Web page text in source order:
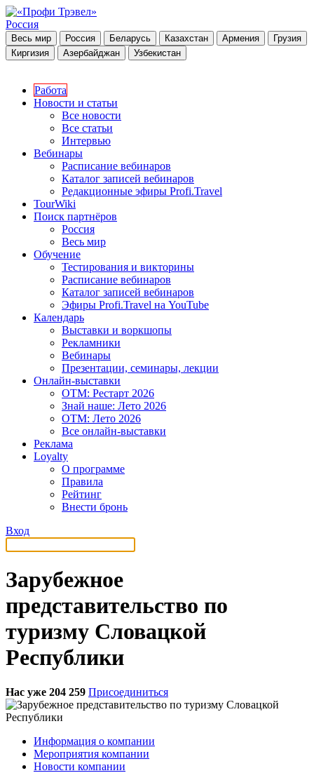
Россия
Весь мир Россия Беларусь Казахстан Армения
Грузия
Киргизия
Азербайджан Узбекистан
Работа
Новости и статьи
Все новости
Все статьи
Интервью
Вебинары
Расписание вебинаров
Каталог записей вебинаров
Редакционные эфиры Profi.Travel
TourWiki
Поиск партнёров
Россия
Весь мир
Обучение
Тестирования и викторины
Расписание вебинаров
Каталог записей вебинаров
Эфиры Profi.Travel на YouTube
Календарь
Выставки и воркшопы
Рекламники
Вебинары
Презентации, семинары, лекции
Онлайн-выставки
OTM: Рестарт 2026
Знай наше: Лето 2026
OTM: Лето 2026
Все онлайн-выставки
Реклама
Loyalty
О программе
Правила
Рейтинг
Внести бронь
Вход
Зарубежное
представительство по
туризму Словацкой
Республики
Нас уже 204 259 Присоединиться
Информация о компании
Мероприятия компании
Новости компании